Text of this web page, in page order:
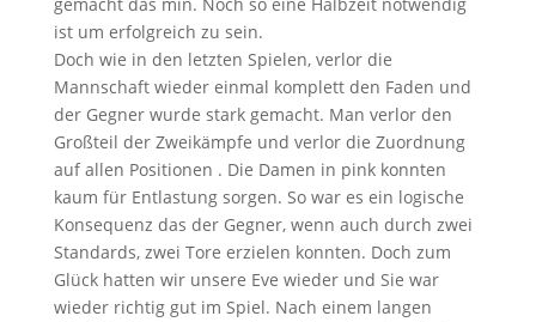
ist um erfolgreich zu sein.
Doch wie in den letzten Spielen, verlor die
Mannschaft wieder einmal komplett den Faden und
der Gegner wurde stark gemacht. Man verlor den
Großteil der Zweikämpfe und verlor die Zuordnung
auf allen Positionen . Die Damen in pink konnten
kaum für Entlastung sorgen. So war es ein logische
Konsequenz das der Gegner, wenn auch durch zwei
Standards, zwei Tore erzielen konnten. Doch zum
Glück hatten wir unsere Eve wieder und Sie war
wieder richtig gut im Spiel. Nach einem langen